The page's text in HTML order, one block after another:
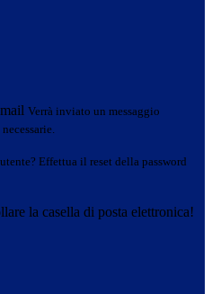
Verrà inviato un messaggio
Effettua il reset della password
la casella di posta elettronica!